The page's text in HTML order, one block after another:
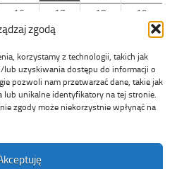
zgodą
korzystamy z technologii, takich jak
uzyskiwania dostępu do informacji o
pozwoli nam przetwarzać dane, takie jak
lub unikalne identyfikatory na tej stronie.
zgody może niekorzystnie wpłynąć na
16 17 18
19
23 24
30
« cze
sie »